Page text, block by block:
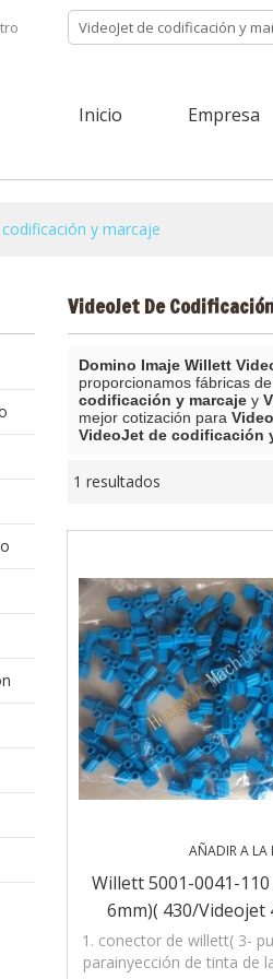
Inicio Empresa
codificación y marcaje
VideoJet De
Domino Imaje Willett
proporcionamos fábricas de
codificación y marcaje y
mejor cotización para
VideoJet de codificación
1 resultados
AÑADIR A LA
Willett 5001-0041-
6mm)( 430/videojet
Impresoras De
1. conector de willett( 3-
parainyección de tinta de